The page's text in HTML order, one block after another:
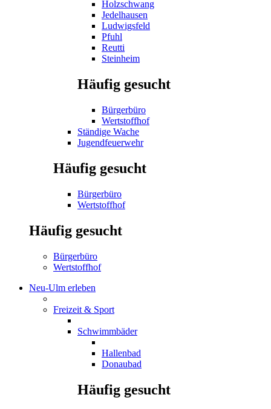
Holzschwang
Jedelhausen
Ludwigsfeld
Pfuhl
Reutti
Steinheim
Häufig gesucht
Bürgerbüro
Wertstoffhof
Ständige Wache
Jugendfeuerwehr
Häufig gesucht
Bürgerbüro
Wertstoffhof
Häufig gesucht
Bürgerbüro
Wertstoffhof
Neu-Ulm erleben
Freizeit & Sport
Schwimmbäder
Hallenbad
Donaubad
Häufig gesucht